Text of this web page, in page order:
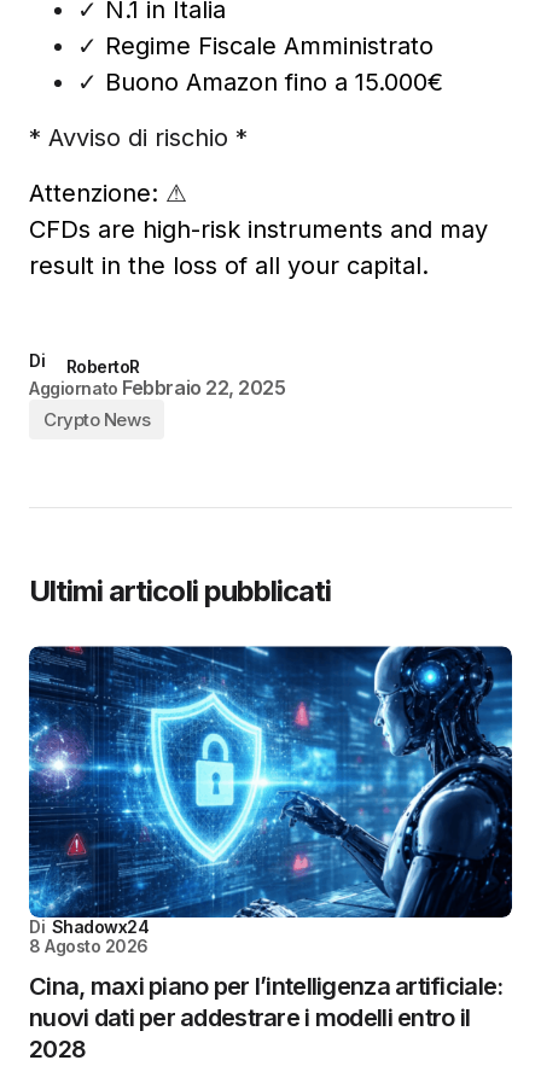
✓ N.1 in Italia
✓ Regime Fiscale Amministrato
✓ Buono Amazon fino a 15.000€
* Avviso di rischio *
Attenzione: ⚠
CFDs are high-risk instruments and may
result in the loss of all your capital.
Di
RobertoR
Aggiornato Febbraio 22, 2025
Crypto News
Ultimi articoli pubblicati
Di Shadowx24
8 Agosto 2026
Cina, maxi piano per l’intelligenza artificiale:
nuovi dati per addestrare i modelli entro il
2028